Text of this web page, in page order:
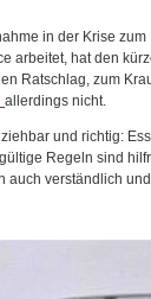
in der Krise
arbeitet, hat den
Ratschlag, zum
allerdings nicht.
und richtig:
Regeln sind
auch verständlich